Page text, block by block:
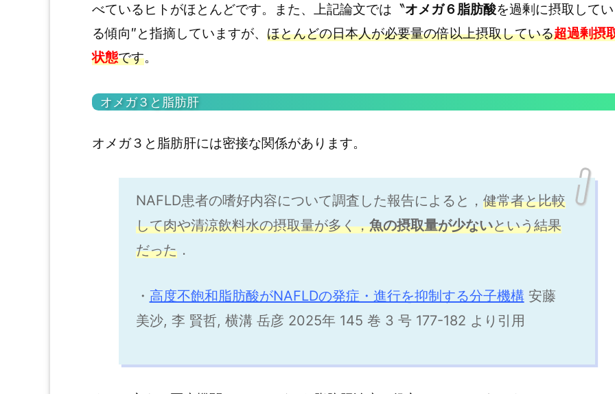
べているヒトがほとんどです。また、上記論文では〝オメガ６脂肪酸を過剰に摂取してい
る傾向″と指摘していますが、 ほとんどの日本人が必要量の倍以上摂取している超過剰摂
状態です。
オメガ３と脂肪肝
オメガ３と脂肪肝には密接な関係があります。
NAFLD患者の嗜好内容について調査した報告によると， 健常者と比較
して肉や清涼飲料水の摂取量が多く，魚の摂取量が少ないという結果
だった．
・ 高度不飽和脂肪酸がNAFLDの発症・進行を抑制する分子機構 安藤
美沙, 李 賢哲, 横溝 岳彦 2025年 145 巻 3 号 177-182 より引用